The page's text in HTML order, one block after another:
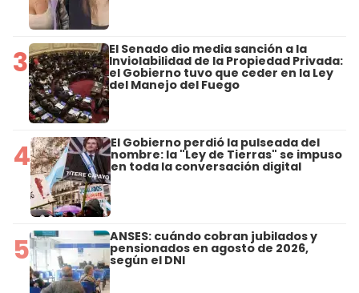
3 El Senado dio media sanción a la
Inviolabilidad de la Propiedad Privada:
el Gobierno tuvo que ceder en la Ley
del Manejo del Fuego
4 El Gobierno perdió la pulseada del
nombre: la "Ley de Tierras" se impuso
en toda la conversación digital
5 ANSES: cuándo cobran jubilados y
pensionados en agosto de 2026,
según el DNI